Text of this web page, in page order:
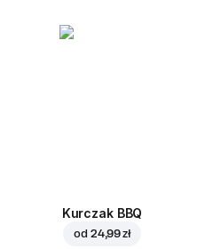
Kurczak BBQ
od 24,99 zł